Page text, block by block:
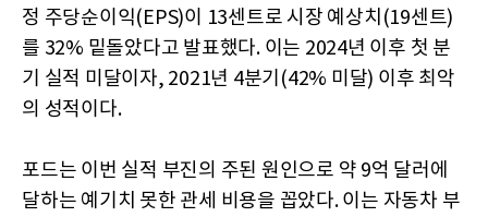
정 주당순이익(EPS)이 13센트로 시장 예상치(19센트)
를 32% 밑돌았다고 발표했다. 이는 2024년 이후 첫 분
기 실적 미달이자, 2021년 4분기(42% 미달) 이후 최악
의 성적이다.
포드는 이번 실적 부진의 주된 원인으로 약 9억 달러에
달하는 예기치 못한 관세 비용을 꼽았다. 이는 자동차 부